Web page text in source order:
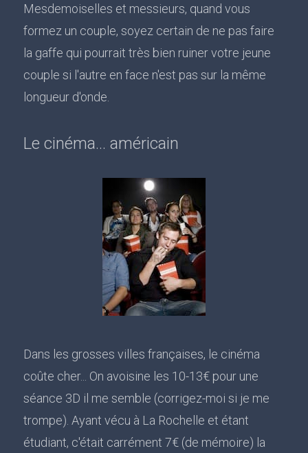
Mesdemoiselles et messieurs, quand vous
formez un couple, soyez certain de ne pas faire
la gaffe qui pourrait très bien ruiner votre jeune
couple si l'autre en face n'est pas sur la même
longueur d'onde.
Le cinéma... américain
Dans les grosses villes françaises, le cinéma
coûte cher... On avoisine les 10-13€ pour une
séance 3D il me semble (corrigez-moi si je me
trompe). Ayant vécu à La Rochelle et étant
étudiant, c'était carrément 7€ (de mémoire) la